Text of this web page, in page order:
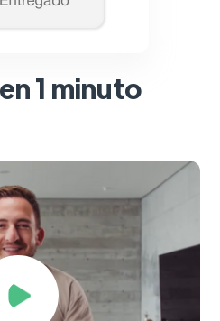
1 minuto